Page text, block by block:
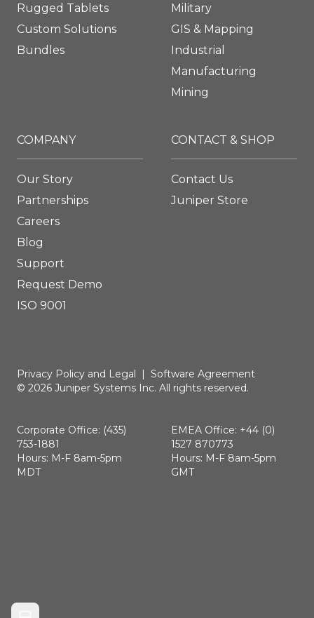
Rugged Tablets
Custom Solutions
Bundles
Military
GIS & Mapping
Industrial
Manufacturing
Mining
COMPANY
Our Story
Partnerships
Careers
Blog
Support
Request Demo
ISO 9001
CONTACT & SHOP
Contact Us
Juniper Store
Privacy Policy and Legal | Software Agreement
© 2026 Juniper Systems Inc. All rights reserved.
Corporate Office: (435)
753-1881
Hours: M-F 8am-5pm
MDT
EMEA Office: +44 (0)
1527 870773
Hours: M-F 8am-5pm
GMT